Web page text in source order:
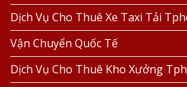
Dịch Vụ Cho Thuê Xe Taxi Tải
Vận Chuyển Quốc Tế
Dịch Vụ Cho Thuê Kho Xưởng